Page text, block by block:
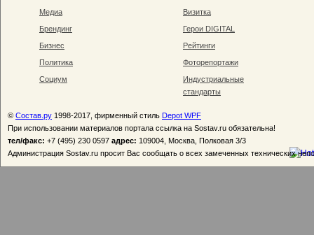
Медиа
Брендинг
Бизнес
Политика
Социум
Визитка
Герои DIGITAL
Рейтинги
Фоторепортажи
Индустриальные
стандарты
© Состав.ру 1998-2017, фирменный стиль Depot WPF
При использовании материалов портала ссылка на Sostav.ru обязательна!
тел/факс: +7 (495) 230 0597 адрес: 109004, Москва, Полковая 3/3
Администрация Sostav.ru просит Вас сообщать о всех замеченных технических